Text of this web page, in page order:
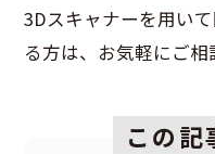
3Dスキャナーを用い
る方は、お気軽にご相
この記